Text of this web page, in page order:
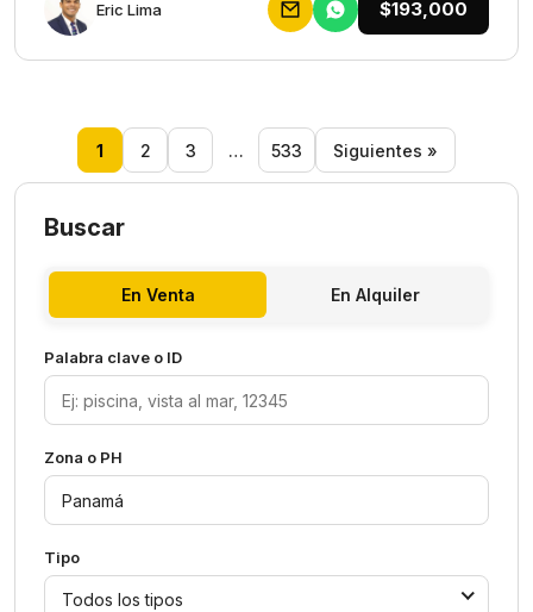
Eric Lima $193,000
1 2 3 … 533 Siguientes »
Buscar
En Venta En Alquiler
Palabra clave o ID
Zona o PH
Tipo
Todos los tipos